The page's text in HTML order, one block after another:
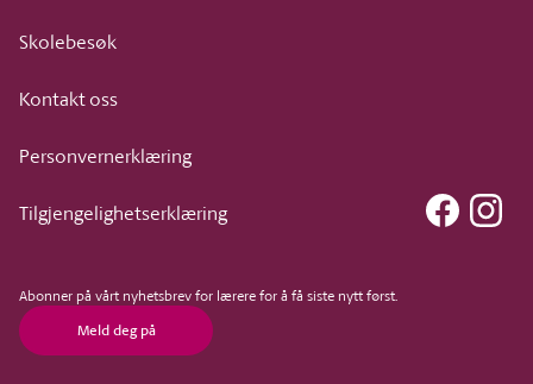
Abonner på vårt nyhetsbrev for lærere for å få siste nytt først.
Meld deg på
Skolebesøk
Kontakt oss
Personvernerklæring
Tilgjengelighetserklæring